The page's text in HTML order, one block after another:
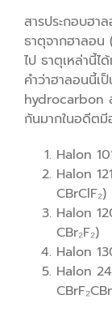
สารประกอบฮา
ธาตุจากฮาลอ
ไป ธาตุเหล่านี้
คำว่าฮาลอนนี้เ
hydrocarbon
กันมากในอดีต
Halon
Halon
CBrClF₂)
Halon
CBr₂F₂)
Halon
Halon